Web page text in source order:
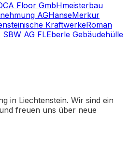
Floor GmbHmeisterbau
AGHanseMerkur
KraftwerkeRoman
AG FLEberle Gebäudehülle
in Liechtenstein. Wir sind ein
freuen uns über neue